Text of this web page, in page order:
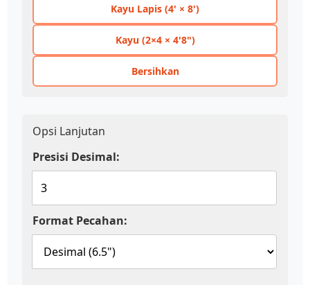
Kayu Lapis (4' × 8')
Kayu (2×4 × 4'8")
Bersihkan
Opsi Lanjutan
Presisi Desimal:
Format Pecahan: